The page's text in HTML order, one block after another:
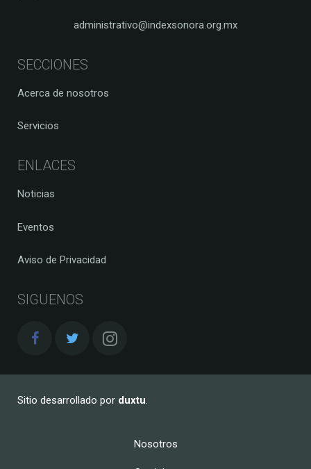
administrativo@indexsonora.org.mx
SECCIONES
Acerca de nosotros
Servicios
ENLACES
Noticias
Eventos
Aviso de Privacidad
SIGUENOS
Sitio desarrollado por duxtu.
Nosotros